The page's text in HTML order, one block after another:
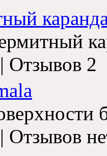
Отзывов 2
Отзывов